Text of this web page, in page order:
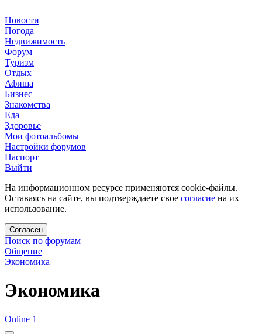
Новости
Погода
Недвижимость
Форум
Туризм
Отдых
Афиша
Бизнес
Знакомства
Еда
Здоровье
Мои фотоальбомы
Настройки форумов
Паспорт
Выйти
На информационном ресурсе применяются cookie-файлы.
Оставаясь на сайте, вы подтверждаете свое согласие на их
использование.
Согласен
Поиск по форумам
Общение
Экономика
Экономика
Online 1